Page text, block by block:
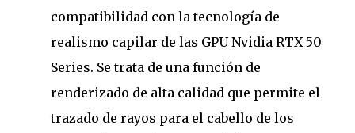
compatibilidad con la tecnología de
realismo capilar de las GPU Nvidia RTX 50
Series. Se trata de una función de
renderizado de alta calidad que permite el
trazado de rayos para el cabello de los